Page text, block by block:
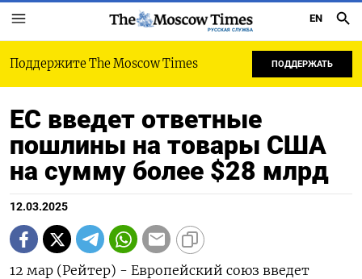
РУССКАЯ СЛУЖБА
EN
Поддержите The Moscow Times ПОДДЕРЖАТЬ
ЕС введет ответные
пошлины на товары США
на сумму более $28 млрд
12.03.2025
12 мар (Рейтер) - Европейский союз введет